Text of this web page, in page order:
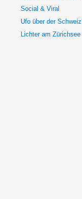
Social & Viral
Ufo über der
Lichter am